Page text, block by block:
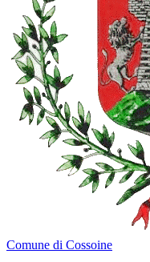
Comune di Cossoine